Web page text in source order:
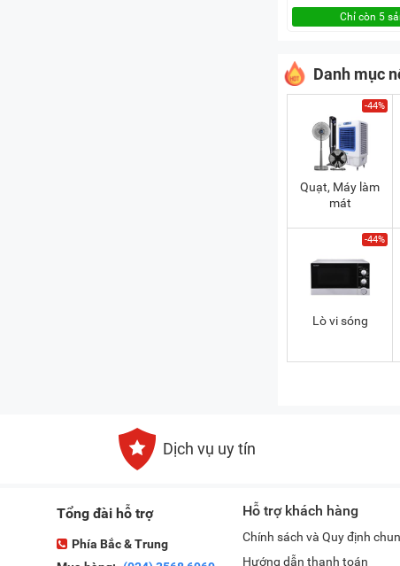
Chỉ còn 5
Danh mục
-44%
Quạt, Máy làm
mát
-44%
Lò vi sóng
Dịch vụ uy tín
Tổng đài hỗ trợ
Phía Bắc & Trung
Hỗ trợ khách hàng
Chính sách và Quy định
Hướng dẫn thanh toán